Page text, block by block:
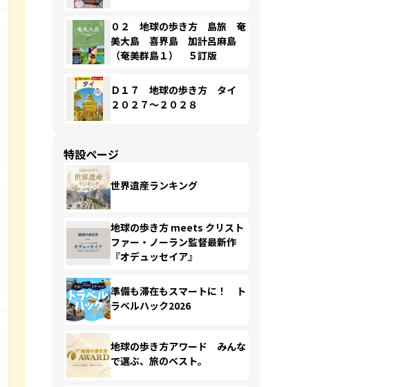
０２ 地球の歩き方 島旅 奄
美大島 喜界島 加計呂麻島
（奄美群島１） ５訂版
Ｄ１７ 地球の歩き方 タイ
２０２７～２０２８
特設ページ
世界遺産ランキング
地球の歩き方 meets クリスト
ファー・ノーラン監督最新作
『オデュッセイア』
準備も滞在もスマートに！ ト
ラベルハック2026
地球の歩き方アワード みんな
で選ぶ、旅のベスト。